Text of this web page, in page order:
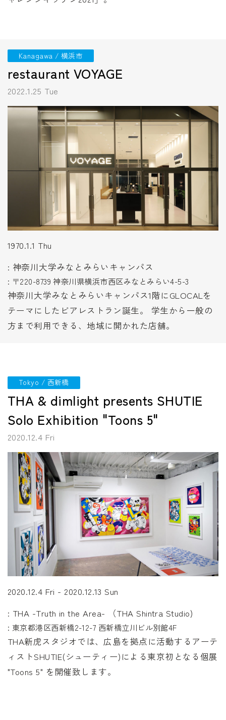
Kanagawa / 横浜市
restaurant VOYAGE
2022.1.25 Tue
1970.1.1 Thu
: 神奈川大学みなとみらいキャンパス
: 〒220-8739 神奈川県横浜市西区みなとみらい4-5-3
神奈川大学みなとみらいキャンパス1階にGLOCALを
テーマにしたビアレストラン誕生。 学生から一般の
方まで利用できる、地域に開かれた店舗。
Tokyo / 西新橋
THA & dimlight presents SHUTIE
Solo Exhibition "Toons 5"
2020.12.4 Fri
2020.12.4 Fri - 2020.12.13 Sun
: THA -Truth in the Area- （THA Shintra Studio)
: 東京都港区西新橋2-12-7 西新橋立川ビル別館4F
THA新虎スタジオでは、広島を拠点に活動するアーテ
ィストSHUTIE(シューティー)による東京初となる個展
"Toons 5" を開催致します。